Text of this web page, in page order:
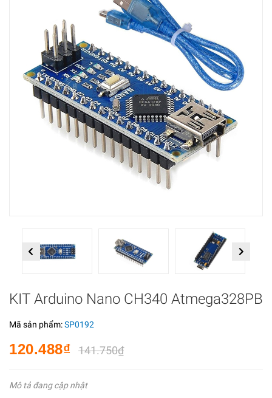
Previous Next
KIT Arduino Nano CH340 Atmega328PB
Mã sản phẩm:SP0192
120.488₫ 141.750₫
Mô tả đang cập nhật